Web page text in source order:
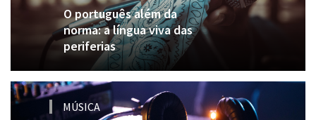
O português além da
norma: a língua viva das
periferias
MÚSICA